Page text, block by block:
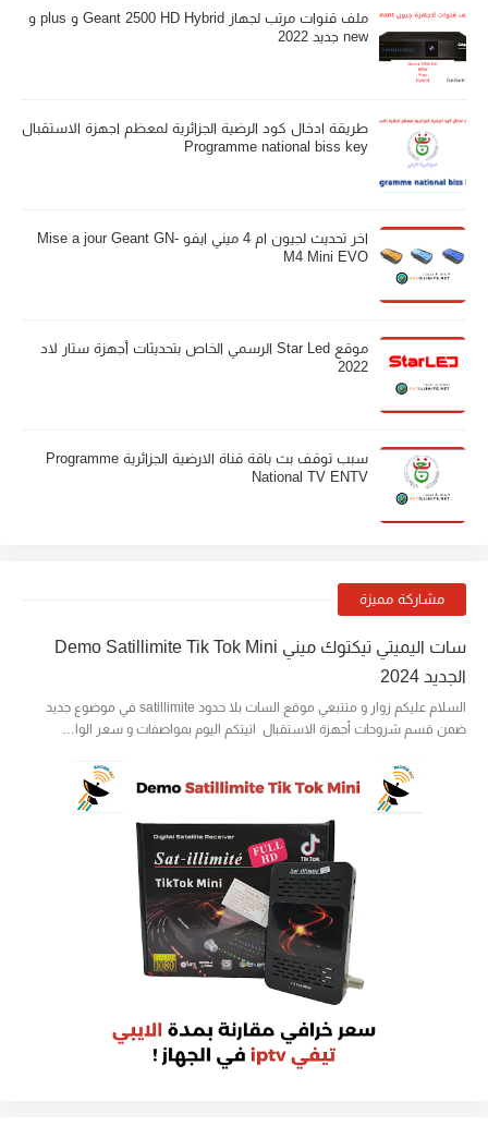
ملف قنوات مرتب لجهاز Geant 2500 HD Hybrid و plus و
new جديد 2022
طريقة ادخال كود الرضية الجزائرية لمعظم اجهزة الاستقبال
Programme national biss key
اخر تحديث لجيون ام 4 ميني ايفو Mise a jour Geant GN-
M4 Mini EVO
موقع Star Led الرسمي الخاص بتحديثات أجهزة ستار لاد
2022
سبب توقف بث باقة قناة الارضية الجزائرية Programme
National TV ENTV
مشاركة مميزة
سات اليميتي تيكتوك ميني Demo Satillimite Tik Tok Mini
الجديد 2024
السلام عليكم زوار و متتبعي موقع السات بلا حدود satillimite في موضوع جديد
ضمن قسم شروحات أجهزة الاستقبال اتيتكم اليوم بمواصفات و سعر الوا…